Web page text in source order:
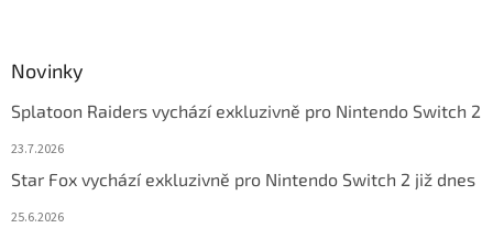
Novinky
Splatoon Raiders vychází exkluzivně pro Nintendo Switch 2
23.7.2026
Star Fox vychází exkluzivně pro Nintendo Switch 2 již dnes
25.6.2026